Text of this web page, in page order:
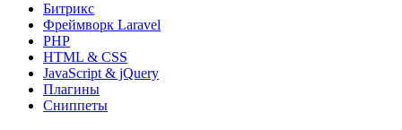
Битрикс
Фреймворк Laravel
PHP
HTML & CSS
JavaScript & jQuery
Плагины
Сниппеты